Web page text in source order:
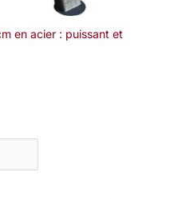
en acier : puissant et